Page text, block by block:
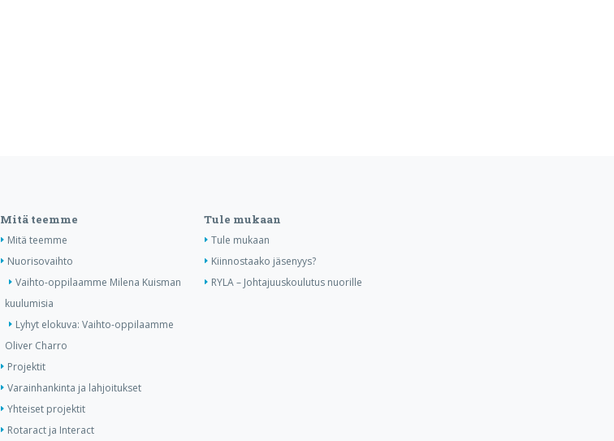
Mitä teemme
Mitä teemme
Nuorisovaihto
Vaihto-oppilaamme Milena Kuisman
kuulumisia
Lyhyt elokuva: Vaihto-oppilaamme
Oliver Charro
Projektit
Varainhankinta ja lahjoitukset
Yhteiset projektit
Rotaract ja Interact
Tule mukaan
Tule mukaan
Kiinnostaako jäsenyys?
RYLA – Johtajuuskoulutus nuorille